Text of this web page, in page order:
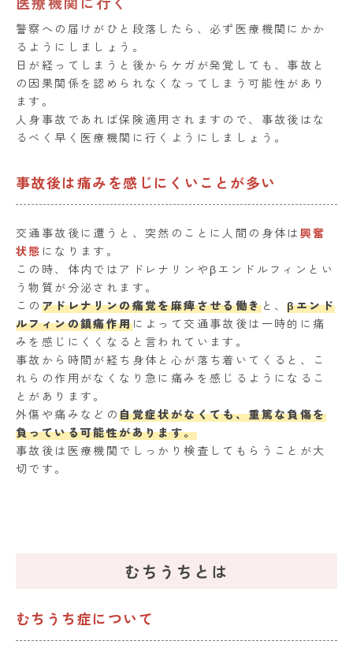
警察への届けがひと段落したら、必ず医療機関にかか
るようにしましょう。
日が経ってしまうと後からケガが発覚しても、事故と
の因果関係を認められなくなってしまう可能性があり
ます。
人身事故であれば保険適用されますので、事故後はな
るべく早く医療機関に行くようにしましょう。
事故後は痛みを感じにくいことが多い
交通事故後に遭うと、突然のことに人間の身体は 興奮
状態 になります。
この時、体内ではアドレナリンやβエンドルフィンとい
う物質が分泌されます。
この アドレナリンの痛覚を麻痺させる働きと、βエンド
ルフィンの鎮痛作用によって交通事故後は一時的に痛
みを感じにくくなると言われています。
事故から時間が経ち身体と心が落ち着いてくると、こ
れらの作用がなくなり急に痛みを感じるようになるこ
とがあります。
外傷や痛みなどの自覚症状がなくても、重篤な負傷を
負っている可能性があります。
事故後は医療機関でしっかり検査してもらうことが大
切です。
むちうちとは
むちうち症について